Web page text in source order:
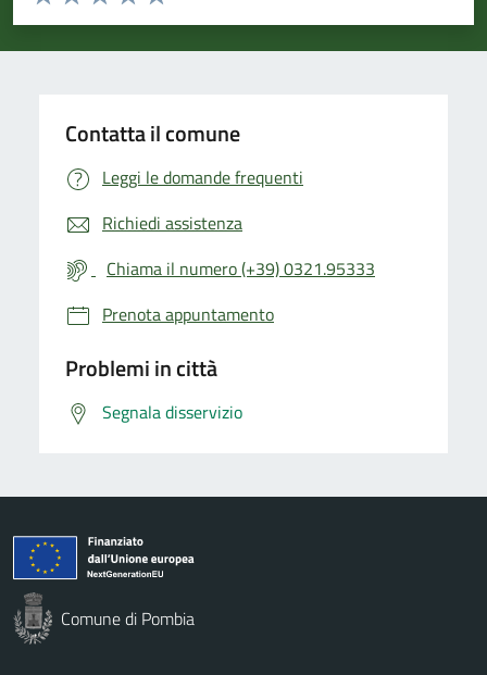
Valuta 5 stelle su 5
Valuta 4 stelle su 5
Valuta 3 stelle su 5
Valuta 2 stelle su 5
Valuta 1 stelle su 5
Contatta il comune
Leggi le domande frequenti
Richiedi assistenza
Chiama il numero (+39) 0321.95333
Prenota appuntamento
Problemi in città
Segnala disservizio
Comune di Pombia